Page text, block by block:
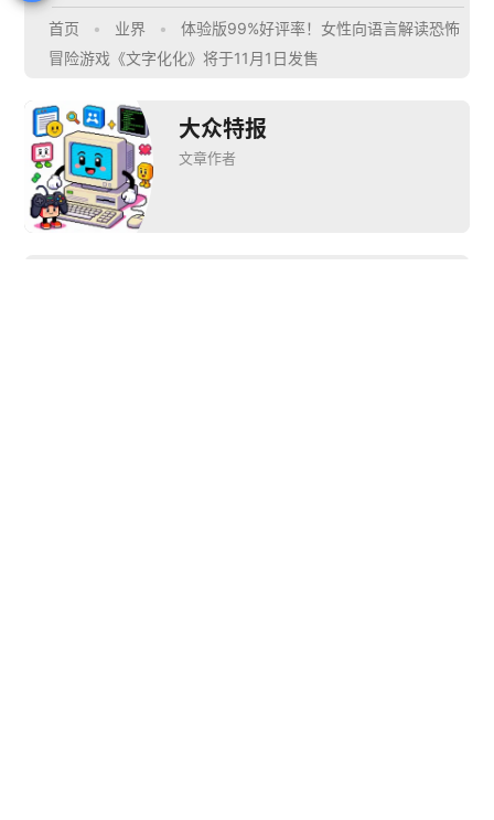
首页 • 业界 •
体验版99%好评率！女性向语言解读恐怖
冒险游戏《文字化化》将于11月1日发售
大众特报
文章作者